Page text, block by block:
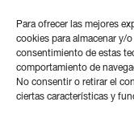
Para ofrecer las mejores
cookies para almacenar y/
consentimiento de estas
comportamiento de
No consentir o retirar el
ciertas características y